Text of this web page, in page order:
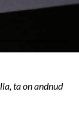
ta on andnud